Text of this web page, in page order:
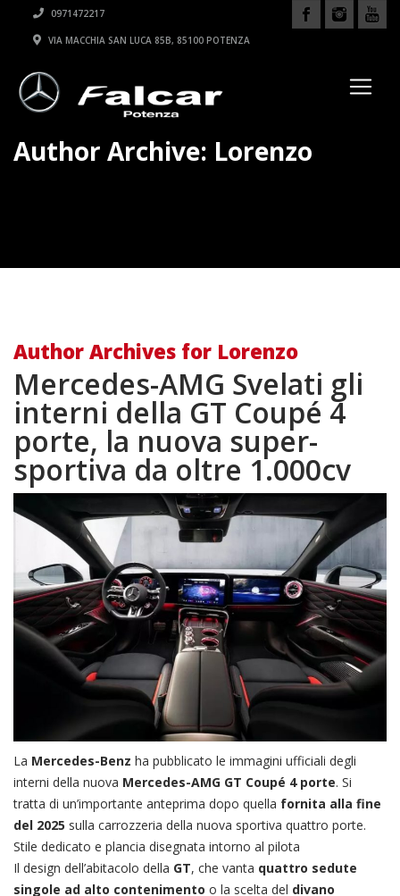
0971472217
VIA MACCHIA SAN LUCA 85B, 85100 POTENZA
Author Archive: Lorenzo
Author Archives for Lorenzo
Mercedes-AMG Svelati gli
interni della GT Coupé 4
porte, la nuova super-
sportiva da oltre 1.000cv
La Mercedes-Benz ha pubblicato le immagini ufficiali degli
interni della nuova Mercedes-AMG GT Coupé 4 porte. Si
tratta di un’importante anteprima dopo quella fornita alla fine
del 2025 sulla carrozzeria della nuova sportiva quattro porte.
Stile dedicato e plancia disegnata intorno al pilota
Il design dell’abitacolo della GT, che vanta quattro sedute
singole ad alto contenimento o la scelta del divano